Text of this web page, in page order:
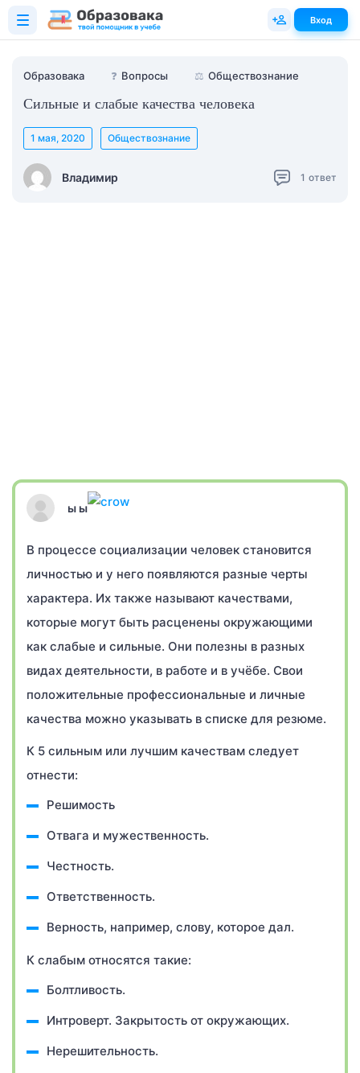
Образовака ❓ Вопросы ⚖️ Обществознание
Сильные и слабые качества человека
Владимир
1 мая, 2020 Обществознание
1 ответ
ы ы
В процессе социализации человек становится
личностью и у него появляются разные черты
характера. Их также называют качествами,
которые могут быть расценены окружающими
как слабые и сильные. Они полезны в разных
видах деятельности, в работе и в учёбе. Свои
положительные профессиональные и личные
качества можно указывать в списке для резюме.
К 5 сильным или лучшим качествам следует
отнести:
Решимость
Отвага и мужественность.
Честность.
Ответственность.
Верность, например, слову, которое дал.
К слабым относятся такие:
Болтливость.
Интроверт. Закрытость от окружающих.
Нерешительность.
Вход